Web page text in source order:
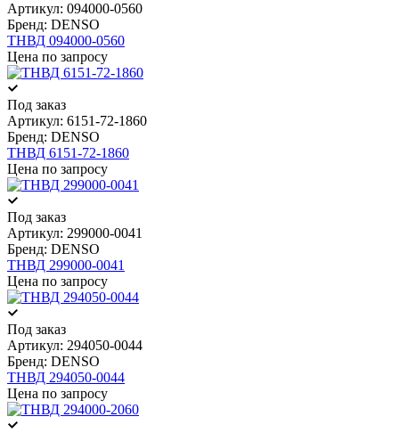
Артикул: 094000-0560
Бренд: DENSO
ТНВД 094000-0560
Цена по запросу
Под заказ
Артикул: 6151-72-1860
Бренд: DENSO
ТНВД 6151-72-1860
Цена по запросу
Под заказ
Артикул: 299000-0041
Бренд: DENSO
ТНВД 299000-0041
Цена по запросу
Под заказ
Артикул: 294050-0044
Бренд: DENSO
ТНВД 294050-0044
Цена по запросу